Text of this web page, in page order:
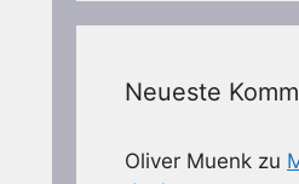
Neueste
Oliver Muenk zu